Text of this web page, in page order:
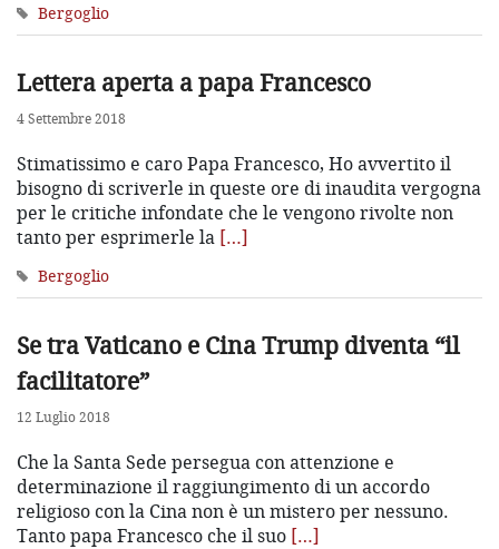
Bergoglio
Lettera aperta a papa Francesco
4 Settembre 2018
Stimatissimo e caro Papa Francesco, Ho avvertito il
bisogno di scriverle in queste ore di inaudita vergogna
per le critiche infondate che le vengono rivolte non
tanto per esprimerle la […]
Bergoglio
Se tra Vaticano e Cina Trump diventa “il
facilitatore”
12 Luglio 2018
Che la Santa Sede persegua con attenzione e
determinazione il raggiungimento di un accordo
religioso con la Cina non è un mistero per nessuno.
Tanto papa Francesco che il suo […]